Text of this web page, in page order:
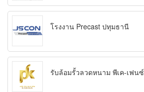
โรงงาน Precast ปทุมธานี
รับล้อมรั้วลวดหนาม พีเค-เฟนซ์